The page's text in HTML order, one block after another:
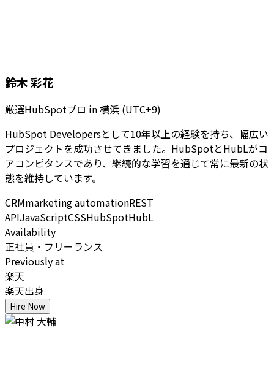
鈴木 彩花
厳選HubSpotプロ in横浜 (UTC+9)
HubSpot Developersとして10年以上の経験を持ち、幅広い
プロジェクトを成功させてきました。HubSpotとHubLがコ
アコンピタンスであり、継続的な学習を通じて常に最新の状
態を維持しています。
CRMmarketing automationREST
APIJavaScriptCSSHubSpotHubL
Availability
正社員・フリーランス
Previously at
楽天
楽天出身
Hire Now